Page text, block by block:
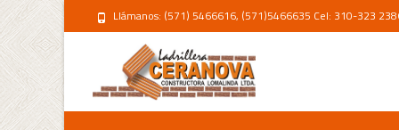
Llámanos: (571) 5466616, (571)5466635 Cel: 310-323